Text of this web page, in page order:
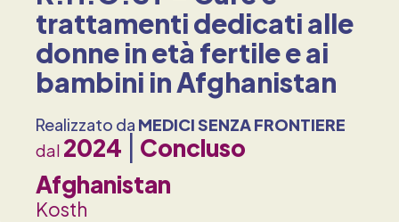
trattamenti dedicati alle
donne in età fertile e ai
bambini in Afghanistan
Realizzato da MEDICI SENZA FRONTIERE
dal 2024
Concluso
Afghanistan
Kosth